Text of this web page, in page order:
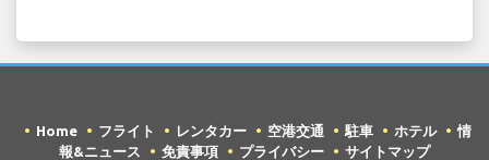
Home フライト レンタカー 空港交通 駐車 ホテル
情
報&ニュース
免責事項 プライバシー サイトマップ